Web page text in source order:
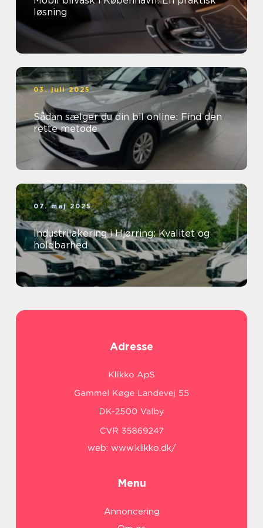
løsning
03. juli 2025
Sådan sælger du din bil online: Find den
rette metode
07. maj 2025
Industrilakering i Hjørring: Kvalitet og
holdbarhed
Adresse
web: www.klikko.dk/
Menu
Annoncering